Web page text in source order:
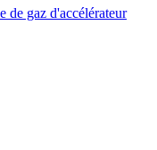
de gaz d'accélérateur